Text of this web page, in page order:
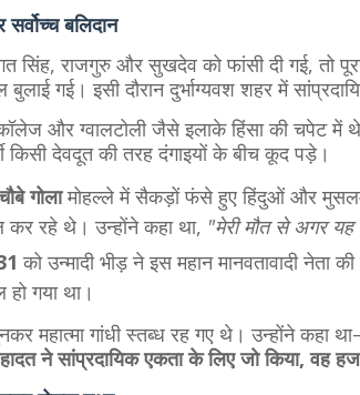
बलिदान
सिंह, राजगुरु और सुखदेव को फांसी दी गई, तो
बुलाई गई। इसी दौरान दुर्भाग्यवश शहर में
कॉलेज और ग्वालटोली जैसे इलाके हिंसा की
किसी देवदूत की तरह दंगाइयों के बीच कूद पड़े।
गोलामोहल्ले में सैकड़ों फंसे हुए हिंदुओं और
कर रहे थे। उन्होंने कहा था, "मेरी मौत से अगर
को उन्मादी भीड़ ने इस महान मानवतावादी नेता
हो गया था।
महात्मा गांधी स्तब्ध रह गए थे। उन्होंने कहा
ने सांप्रदायिक एकता के लिए जो किया, वह